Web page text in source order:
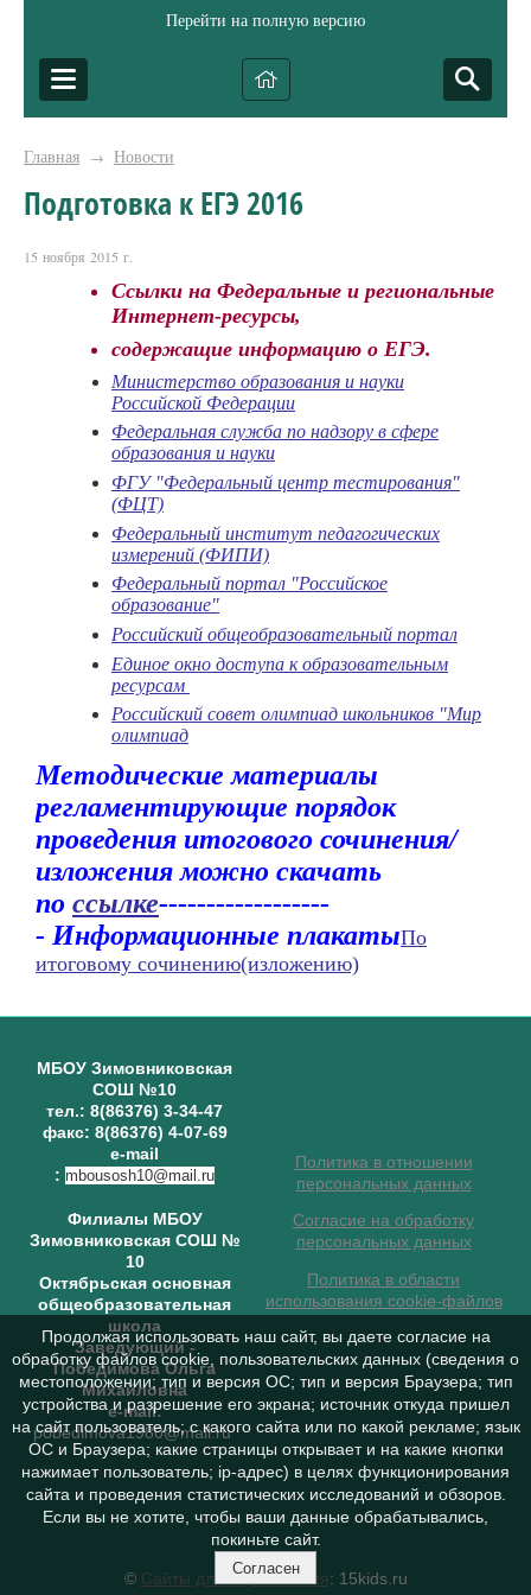
Перейти на полную версию
Главная → Новости
Подготовка к ЕГЭ 2016
15 ноября 2015 г.
Ссылки на Федеральные и региональные
Интернет-ресурсы,
содержащие информацию о ЕГЭ.
Министерство образования и науки
Российской Федерации
Федеральная служба по надзору в сфере
образования и науки
ФГУ "Федеральный центр тестирования"
(ФЦТ)
Федеральный институт педагогических
измерений (ФИПИ)
Федеральный портал "Российское
образование"
Российский общеобразовательный портал
Единое окно доступа к образовательным
ресурсам
Российский совет олимпиад школьников "Мир
олимпиад
Методические материалы
регламентирующие порядок
проведения итогового сочинения/
изложения можно скачать
по ссылке------------------
- Информационные плакатыПо
итоговому сочинению(изложению)
МБОУ Зимовниковская
СОШ №10
тел.: 8(86376) 3-34-47
факс: 8(86376) 4-07-69
e-mail
: mbousosh10@mail.ru
Филиалы МБОУ
Зимовниковская СОШ №
10
Октябрьская основная
общеобразовательная
школа
Заведующий-
Победимова Ольга
Михайловна
e-mail:
pobedimova1980@mail.ru
Политика в отношении
персональных данных
Согласие на обработку
персональных данных
Политика в области
использования cookie-файлов
© Сайты для образования: 15kids.ru
Продолжая использовать наш сайт, вы даете согласие на
обработку файлов cookie, пользовательских данных (сведения о
местоположении; тип и версия ОС; тип и версия Браузера; тип
устройства и разрешение его экрана; источник откуда пришел
на сайт пользователь; с какого сайта или по какой рекламе; язык
ОС и Браузера; какие страницы открывает и на какие кнопки
нажимает пользователь; ip-адрес) в целях функционирования
сайта и проведения статистических исследований и обзоров.
Если вы не хотите, чтобы ваши данные обрабатывались,
покиньте сайт.
Согласен